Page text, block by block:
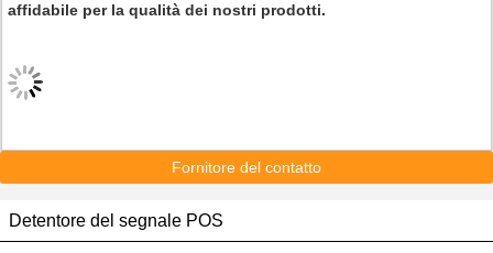
affidabile per la qualità dei nostri prodotti.
Fornitore del contatto
Detentore del segnale POS